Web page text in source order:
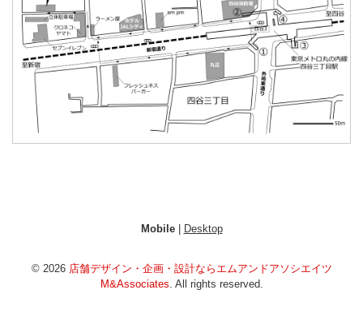
Mobile| Desktop
© 2026 店舗デザイン・企画・設計ならエムアンドアソシエイツ
M&Associates . All rights reserved.